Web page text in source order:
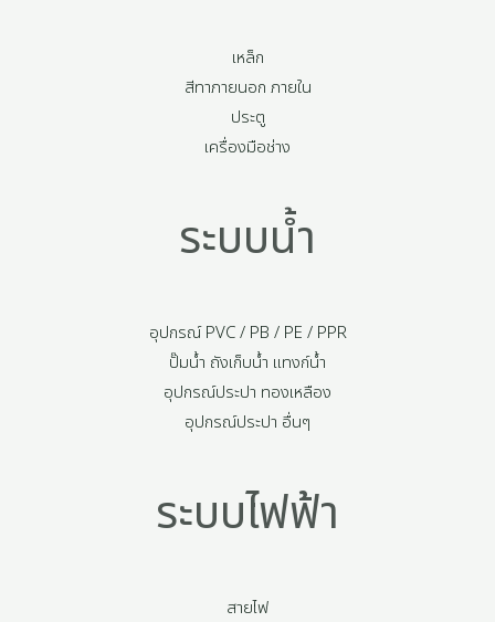
เหล็ก
สีทาภายนอก ภายใน
ประตู
เครื่องมือช่าง
ระบบน้ำ
อุปกรณ์ PVC / PB / PE / PPR
ปั๊มน้ำ ถังเก็บน้ำ แทงก์น้ำ
อุปกรณ์ประปา ทองเหลือง
อุปกรณ์ประปา อื่นๆ
ระบบไฟฟ้า
สายไฟ